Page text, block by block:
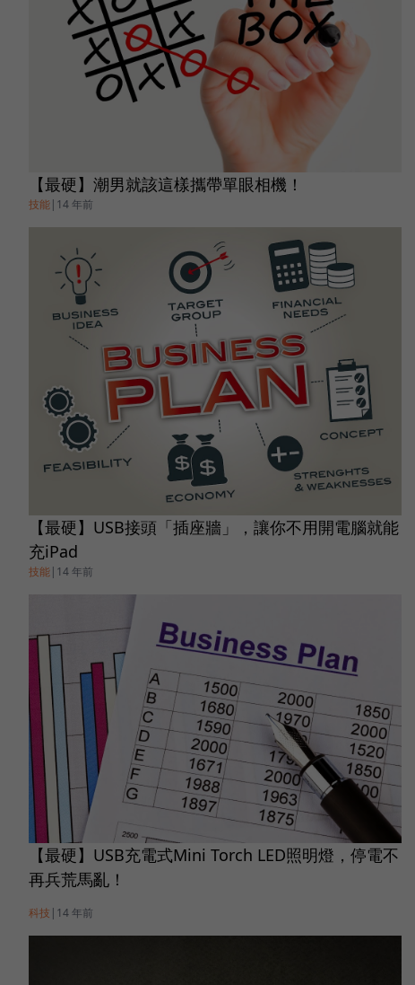
【最硬】潮男就該這樣攜帶單眼相機！
技能| 14 年前
【最硬】USB接頭「插座牆」，讓你不用開電腦就能
充iPad
技能| 14 年前
【最硬】USB充電式Mini Torch LED照明燈，停電不
再兵荒馬亂！
科技 | 14 年前